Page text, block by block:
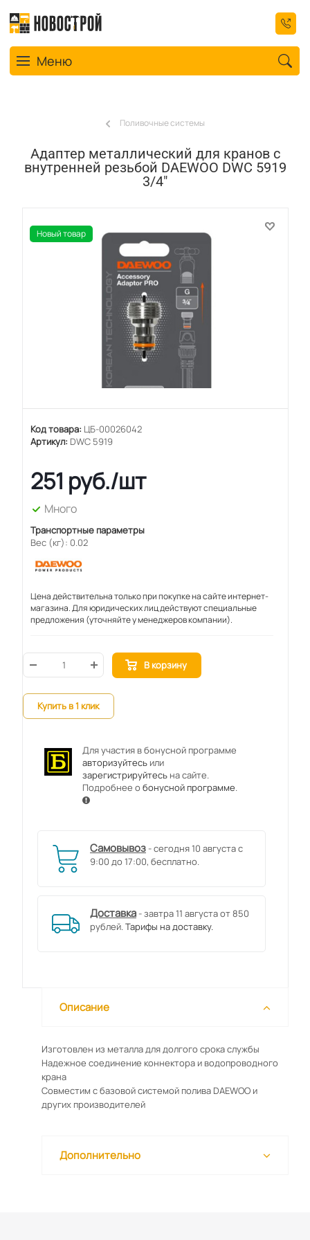
Toggle navigation
Меню
Поливочные системы
Адаптер металлический для кранов с
внутренней резьбой DAEWOO DWC 5919
3/4"
Новый товар
Код товара: ЦБ-00026042
Артикул: DWC 5919
251 руб./шт
Много
Транспортные параметры
Вес (кг): 0.02
Цена действительна только при покупке на сайте интернет-
магазина. Для юридических лиц действуют специальные
предложения (уточняйте у менеджеров компании).
В корзину
Купить в 1 клик
Для участия в бонусной программе
авторизуйтесьили
зарегистрируйтесьна сайте.
Подробнее обонусной программе.
Самовывоз - сегодня 10 августа с
9:00 до 17:00, бесплатно.
Доставка - завтра 11 августа от 850
рублей.Тарифы на доставку.
Описание
Изготовлен из металла для долгого срока службы
Надежное соединение коннектора и водопроводного
крана
Совместим с базовой системой полива DAEWOO и
других производителей
Дополнительно